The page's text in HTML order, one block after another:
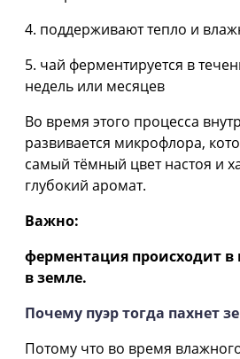
4. поддерживают тепло и
5. чай ферментируется в
недель или месяцев
Во время этого процесса
развивается микрофлора,
самый тёмный цвет настоя и
глубокий аромат.
Важно:
ферментация происходит
в земле.
Почему пуэр тогда пахнет
Потому что во время